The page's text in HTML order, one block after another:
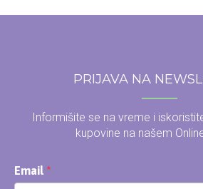
PRIJAVA NA
Informišite se na vreme i
kupovine na našem
Email